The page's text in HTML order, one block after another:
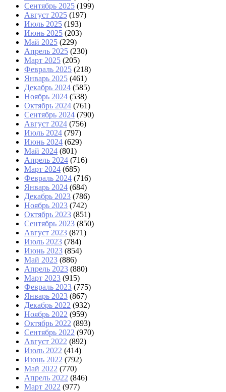
Сентябрь 2025 (199)
Август 2025 (197)
Июль 2025 (193)
Июнь 2025 (203)
Май 2025 (229)
Апрель 2025 (230)
Март 2025 (205)
Февраль 2025 (218)
Январь 2025 (461)
Декабрь 2024 (585)
Ноябрь 2024 (538)
Октябрь 2024 (761)
Сентябрь 2024 (790)
Август 2024 (756)
Июль 2024 (797)
Июнь 2024 (629)
Май 2024 (801)
Апрель 2024 (716)
Март 2024 (685)
Февраль 2024 (716)
Январь 2024 (684)
Декабрь 2023 (786)
Ноябрь 2023 (742)
Октябрь 2023 (851)
Сентябрь 2023 (850)
Август 2023 (871)
Июль 2023 (784)
Июнь 2023 (854)
Май 2023 (886)
Апрель 2023 (880)
Март 2023 (915)
Февраль 2023 (775)
Январь 2023 (867)
Декабрь 2022 (932)
Ноябрь 2022 (959)
Октябрь 2022 (893)
Сентябрь 2022 (970)
Август 2022 (892)
Июль 2022 (414)
Июнь 2022 (792)
Май 2022 (770)
Апрель 2022 (846)
Март 2022 (977)